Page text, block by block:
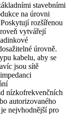
stavebními
na úrovni
rozšířenou
vytvářejí
úrovně.
kabelu, aby se
jsou sítě
nízkofrekvenčních
autorizovaného
nejvhodnější pro